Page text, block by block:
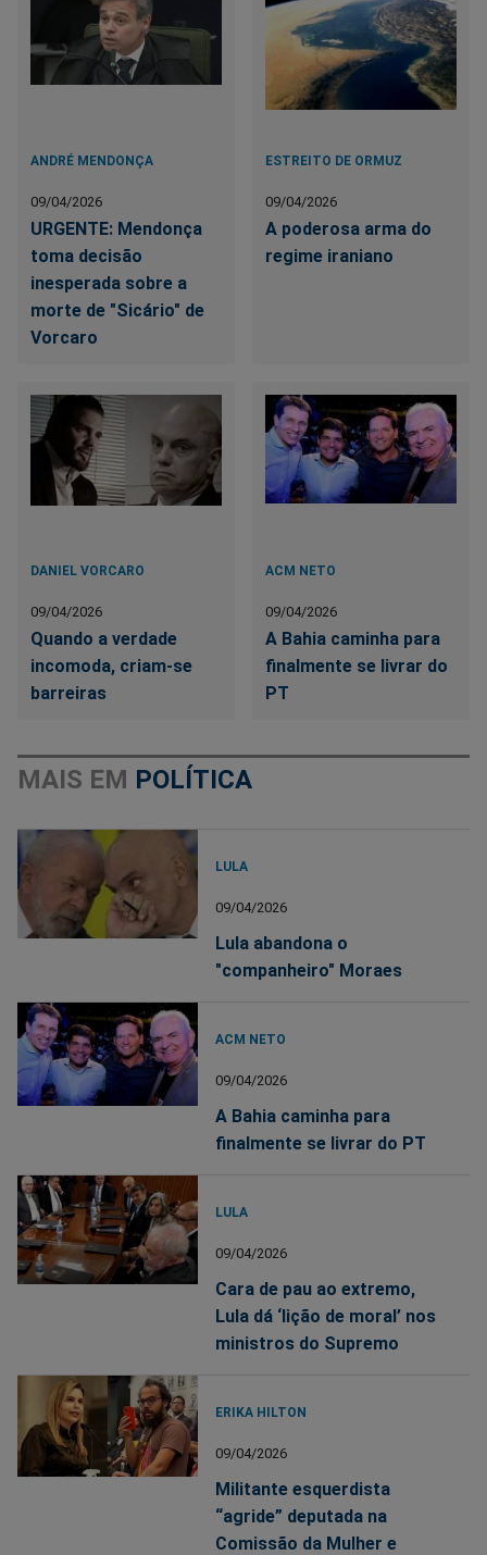
ANDRÉ MENDONÇA
09/04/2026
URGENTE: Mendonça
toma decisão
inesperada sobre a
morte de "Sicário" de
Vorcaro
ESTREITO DE ORMUZ
09/04/2026
A poderosa arma do
regime iraniano
DANIEL VORCARO
09/04/2026
Quando a verdade
incomoda, criam-se
barreiras
ACM NETO
09/04/2026
A Bahia caminha para
finalmente se livrar do
PT
MAIS EM POLÍTICA
LULA
09/04/2026
Lula abandona o
"companheiro" Moraes
ACM NETO
09/04/2026
A Bahia caminha para
finalmente se livrar do PT
LULA
09/04/2026
Cara de pau ao extremo,
Lula dá ‘lição de moral’ nos
ministros do Supremo
ERIKA HILTON
09/04/2026
Militante esquerdista
“agride” deputada na
Comissão da Mulher e